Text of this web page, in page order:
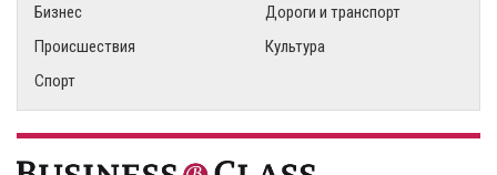
Бизнес
Дороги и транспорт
Происшествия
Культура
Спорт